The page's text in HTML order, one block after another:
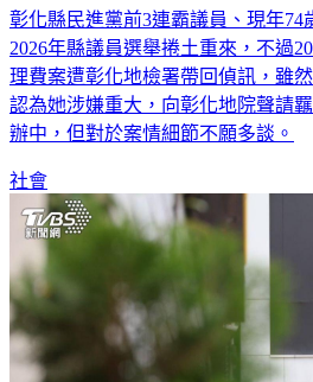
彰化縣民進黨前3連霸議員、現年74
2026年縣議員選舉捲土重來，不過
理費案遭彰化地檢署帶回偵訊，雖
認為她涉嫌重大，向彰化地院聲請
辦中，但對於案情細節不願多談。
社會